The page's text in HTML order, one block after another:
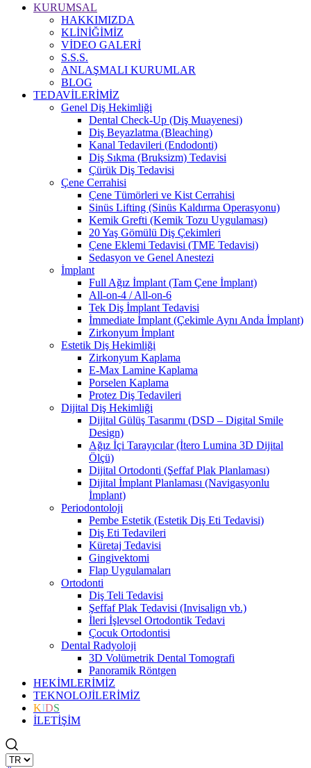
KURUMSAL
HAKKIMIZDA
KLİNİĞİMİZ
VİDEO GALERİ
S.S.S.
ANLAŞMALI KURUMLAR
BLOG
TEDAVİLERİMİZ
Genel Diş Hekimliği
Dental Check-Up (Diş Muayenesi)
Diş Beyazlatma (Bleaching)
Kanal Tedavileri (Endodonti)
Diş Sıkma (Bruksizm) Tedavisi
Çürük Diş Tedavisi
Çene Cerrahisi
Çene Tümörleri ve Kist Cerrahisi
Sinüs Lifting (Sinüs Kaldırma Operasyonu)
Kemik Grefti (Kemik Tozu Uygulaması)
20 Yaş Gömülü Diş Çekimleri
Çene Eklemi Tedavisi (TME Tedavisi)
Sedasyon ve Genel Anestezi
İmplant
Full Ağız İmplant (Tam Çene İmplant)
All-on-4 / All-on-6
Tek Diş İmplant Tedavisi
İmmediate İmplant (Çekimle Aynı Anda İmplant)
Zirkonyum İmplant
Estetik Diş Hekimliği
Zirkonyum Kaplama
E-Max Lamine Kaplama
Porselen Kaplama
Protez Diş Tedavileri
Dijital Diş Hekimliği
Dijital Gülüş Tasarımı (DSD – Digital Smile
Design)
Ağız İçi Tarayıcılar (İtero Lumina 3D Dijital
Ölçü)
Dijital Ortodonti (Şeffaf Plak Planlaması)
Dijital İmplant Planlaması (Navigasyonlu
İmplant)
Periodontoloji
Pembe Estetik (Estetik Diş Eti Tedavisi)
Diş Eti Tedavileri
Küretaj Tedavisi
Gingivektomi
Flap Uygulamaları
Ortodonti
Diş Teli Tedavisi
Şeffaf Plak Tedavisi (Invisalign vb.)
İleri İşlevsel Ortodontik Tedavi
Çocuk Ortodontisi
Dental Radyoloji
3D Volümetrik Dental Tomografi
Panoramik Röntgen
HEKİMLERİMİZ
TEKNOLOJİLERİMİZ
KIDS
İLETİŞİM